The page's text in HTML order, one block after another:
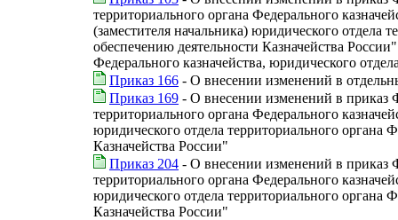
территориального органа Федерального
(заместителя начальника) юридического отдела
обеспечению деятельности Казначейства
Федерального казначейства, юридического
Приказ 166 - О внесении изменений в
Приказ 169 - О внесении изменений в приказ
территориального органа Федерального
юридического отдела территориального органа
Казначейства России"
Приказ 204 - О внесении изменений в приказ
территориального органа Федерального
юридического отдела территориального органа
Казначейства России"